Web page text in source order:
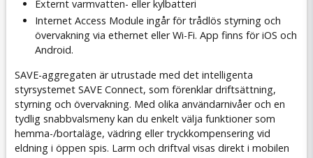
Externt varmvatten- eller kylbatteri
Internet Access Module ingår för trådlös styrning och
övervakning via ethernet eller Wi-Fi. App finns för iOS och
Android.
SAVE-aggregaten är utrustade med det intelligenta
styrsystemet SAVE Connect, som förenklar driftsättning,
styrning och övervakning. Med olika användarnivåer och en
tydlig snabbvalsmeny kan du enkelt välja funktioner som
hemma-/bortaläge, vädring eller tryckkompensering vid
eldning i öppen spis. Larm och driftval visas direkt i mobilen